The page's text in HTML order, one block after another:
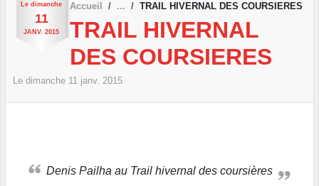
Le dimanche
11
JANV. 2015
Accueil TRAIL HIVERNAL DES COURSIERES
TRAIL HIVERNAL
DES COURSIERES
Le dimanche 11 janv. 2015
Denis Pailha au Trail hivernal des coursières